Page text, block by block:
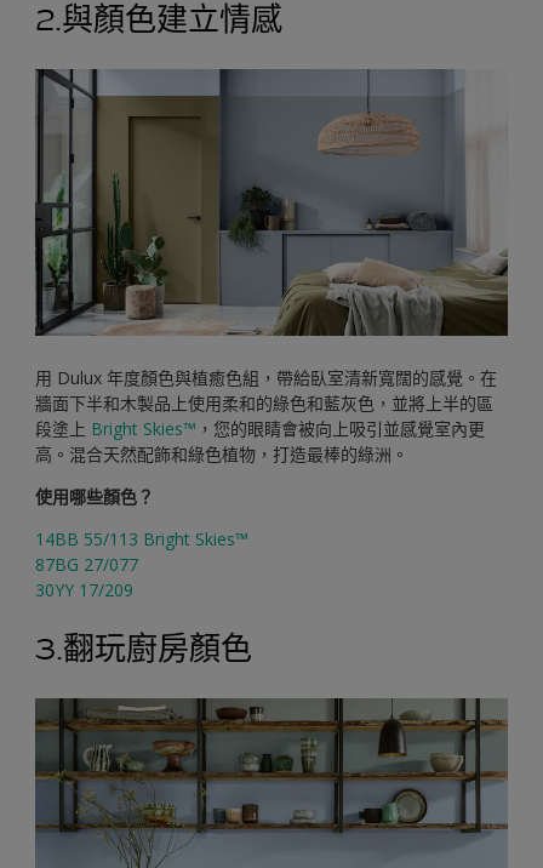
2.與顏色建立情感
用 Dulux 年度顏色與植癒色組，帶給臥室清新寬闊的感覺。在
牆面下半和木製品上使用柔和的綠色和藍灰色，並將上半的區
段塗上 Bright Skies™ ，您的眼睛會被向上吸引並感覺室內更
高。混合天然配飾和綠色植物，打造最棒的綠洲。
使用哪些顏色？
14BB 55/113 Bright Skies™
87BG 27/077
30YY 17/209
3.翻玩廚房顏色